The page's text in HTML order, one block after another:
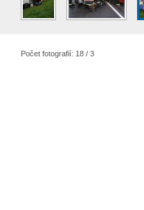
Počet fotografií: 18 / 3